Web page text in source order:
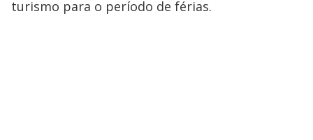
turismo para o período de férias.